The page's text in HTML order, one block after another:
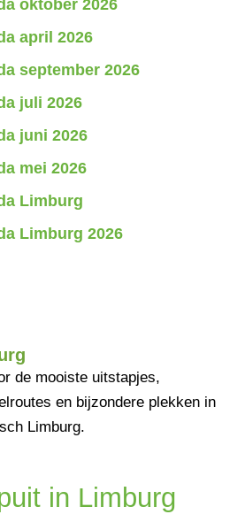
oktober 2026
april 2026
september 2026
juli 2026
juni 2026
mei 2026
Limburg
Limburg 2026
de mooiste uitstapjes,
en bijzondere plekken in
Limburg.
in Limburg